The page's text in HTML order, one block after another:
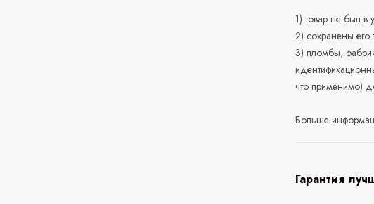
1) товар не был в
2) сохранены его
3) пломбы,
что применимо)
Больше
Гарантия